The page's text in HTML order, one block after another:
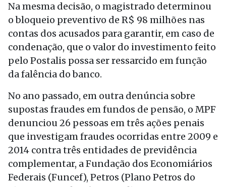
Na mesma decisão, o magistrado determinou
o bloqueio preventivo de R$ 98 milhões nas
contas dos acusados para garantir, em caso de
condenação, que o valor do investimento feito
pelo Postalis possa ser ressarcido em função
da falência do banco.
No ano passado, em outra denúncia sobre
supostas fraudes em fundos de pensão, o MPF
denunciou 26 pessoas em três ações penais
que investigam fraudes ocorridas entre 2009 e
2014 contra três entidades de previdência
complementar, a Fundação dos Economiários
Federais (Funcef), Petros (Plano Petros do